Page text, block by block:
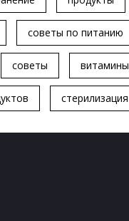
советы по питанию
советы витамины
стерилизация